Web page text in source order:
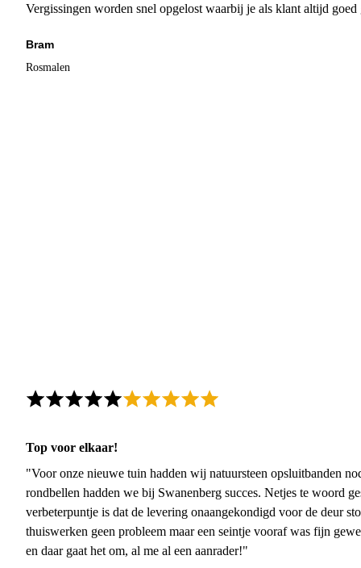
Vergissingen worden snel opgelost waarbij je als klant altijd
Bram
Rosmalen
Top voor elkaar!
"Voor onze nieuwe tuin hadden wij natuursteen opsluitbanden
rondbellen hadden we bij Swanenberg succes. Netjes te woord
verbeterpuntje is dat de levering onaangekondigd voor de deur
thuiswerken geen probleem maar een seintje vooraf was fijn
en daar gaat het om, al me al een aanrader!"